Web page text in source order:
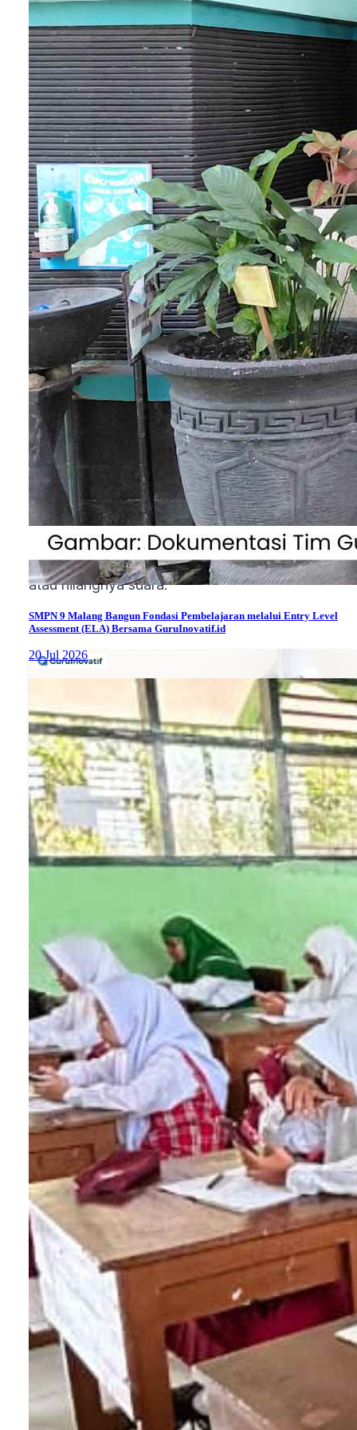
6. Cedera pada pita suara
Cedera langsung pada leher atau laring, baik
trauma fisik atau prosedur medis seperti intubasi,
dapat menyebabkan kerusakan pada pita suara
mengakibatkan hilangnya suara.
7. Polip pada pita suara
Pertumbuhan non-kanker seperti polip atau nodul
pada pita suara dapat mengganggu getaran
pita suara, menyebabkan suara serak atau hilang.
8. Stres dan ketegangan
Stres emosional atau ketegangan otot di leher
tenggorokan dapat menyebabkan hilangnya suara
secara tiba-tiba atau berulang.
9. Kondisi medis lain
Penyakit tertentu seperti kanker laring, penyakit
saraf seperti penyakit Parkinson atau stroke, dan
masalah tiroid juga dapat menyebabkan
atau hilangnya suara.
Pexels/Pressmaster)
Tips Menembalikan Suara yang
Untuk mengembalikan suara yang hilang, berikut
beberapa langkah yang dapat dilakukan:
1. Istirahat suara
Jika suara Anda hilang karena penggunaan yang
berlebihan atau iritasi pada pita suara, istirahatlah
sebentar. Hindari berbicara terlalu banyak atau
berteriak untuk memberi kesempatan pada pita
suara untuk pulih.
2. Minum air putih
Pastikan untuk mengonsumsi cukup air putih
kelembapan membantu menjaga kelembaban pita
suara. Hindari minuman yang mengandung kafein
atau alkohol yang dapat mengeringkan
SMPN 9 Malang Bangun Fondasi Pembelajaran melalui Entry Level
Assessment (ELA) Bersama GuruInovatif.id
20 Jul 2026